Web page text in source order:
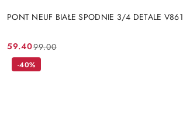
PONT NEUF BIAŁE SPODNIE 3/4 DETALE V861
Cena
promocyjna:
59.40
Cena
przed
99.00
-40%